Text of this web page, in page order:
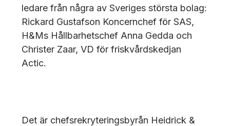
ledare från några av Sveriges största bolag:
Rickard Gustafson Koncernchef för SAS,
H&Ms Hållbarhetschef Anna Gedda och
Christer Zaar, VD för friskvårdskedjan
Actic.
Det är chefsrekryteringsbyrån Heidrick &